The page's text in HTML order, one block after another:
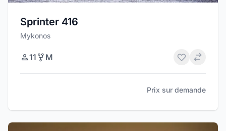
Sprinter 416
Mykonos
11 M
Prix sur demande